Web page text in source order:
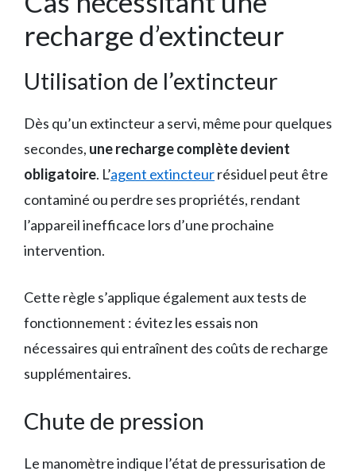
recharge d’extincteur
Utilisation de l’extincteur
Dès qu’un extincteur a servi, même pour quelques
secondes, une recharge complète devient
obligatoire. L’agent extincteurrésiduel peut être
contaminé ou perdre ses propriétés, rendant
l’appareil inefficace lors d’une prochaine
intervention.
Cette règle s’applique également aux tests de
fonctionnement : évitez les essais non
nécessaires qui entraînent des coûts de recharge
supplémentaires.
Chute de pression
Le manomètre indique l’état de pressurisation de